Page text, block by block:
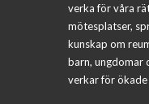
verka för våra
mötesplatser,
kunskap om
barn, ungdomar
verkar för ökade